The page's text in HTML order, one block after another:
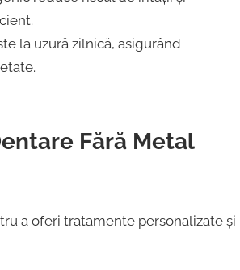
la uzură zilnică, asigurând
Fără Metal
a oferi tratamente personalizate și